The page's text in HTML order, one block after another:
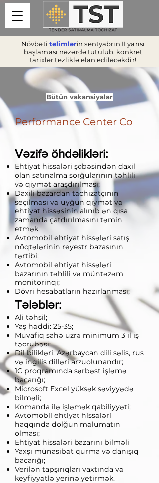
Növbəti təlimlərinsentyabrın II yarısı
başlaması nəzərdə tutulub, konkret
tarixlər tezliklə elan ediləcəkdir!
Bütün vakansiyalar
Performance Center Co
Vəzifə öhdəlikləri:
Ehtiyat hissələri şöbəsindən daxil
olan satınalma sorğularının təhlili
və qiymət araşdırılması;
Daxili bazardan təchizatçının
seçilməsi və uyğun qiymət və
ehtiyat hissəsinin alınıb ən qısa
zamanda çatdırılmasını təmin
etmək
Avtomobil ehtiyat hissələri satış
nöqtələrinin reyestr bazasının
tərtibi;
Avtomobil ehtiyat hissələri
bazarının təhlili və müntəzəm
monitorinqi;
Dövri hesabatların hazırlanması;
Tələblər:
Ali təhsil;
Yaş həddi: 25-35;
Müvafiq sahə üzrə minimum 3 il iş
təcrübəsi;
Dil bilikləri: Azərbaycan dili səlis, rus
və ingilis dilləri arzuolunandır;
1C proqramında sərbəst işləmə
bacarığı;
Microsoft Excel yüksək səviyyədə
bilməli;
Komanda ilə işləmək qabiliyyəti;
Avtomobil ehtiyat hissələri
haqqında dolğun məlumatın
olması;
Ehtiyat hissələri bazarını bilməli
Yaxşı münasibət qurma və danışıq
bacarığı;
Verilən tapşırıqları vaxtında və
keyfiyyətlə yerinə yetirmək.